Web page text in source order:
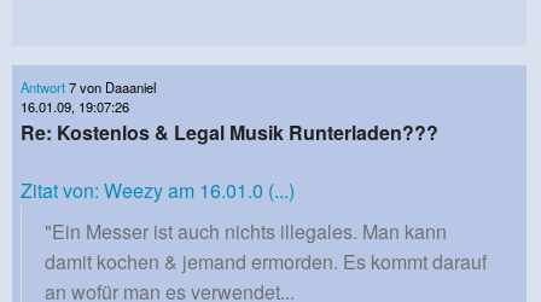
Antwort7 von Daaaniel
16.01.09, 19:07:26
Re: Kostenlos & Legal Musik Runterladen???
Zitat von: Weezy am 16.01.0 (...)
"Ein Messer ist auch nichts illegales. Man kann
damit kochen & jemand ermorden. Es kommt darauf
an wofür man es verwendet...